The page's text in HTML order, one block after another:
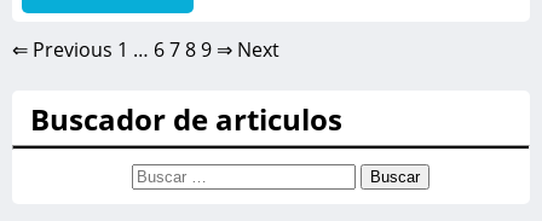
⇐ Previous 1 … 6789 ⇒ Next
Buscador de articulos
Buscar: